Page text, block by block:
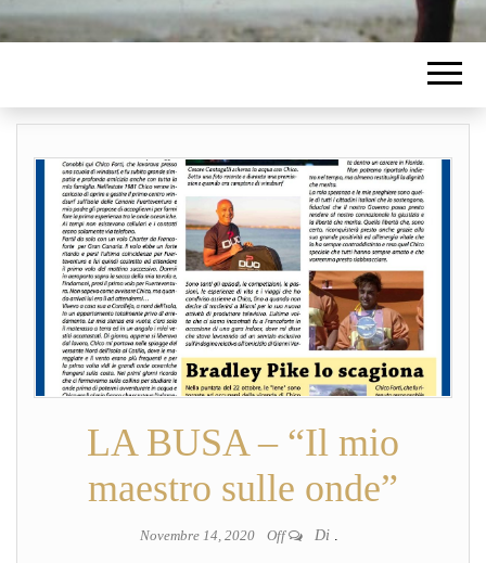
LA BUSA – “Il mio
maestro sulle onde”
Novembre 14, 2020 Off Di .